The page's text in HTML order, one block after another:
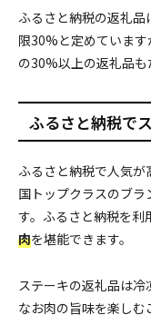
ふるさと納税の返礼
限30%と定めていま
の30%以上の返礼品も
ふるさと納税で
ふるさと納税で人気が
国トップクラスのブ
す。ふるさと納税を利
肉を堪能できます。
ステーキの返礼品は
なお肉の旨味を楽しむ